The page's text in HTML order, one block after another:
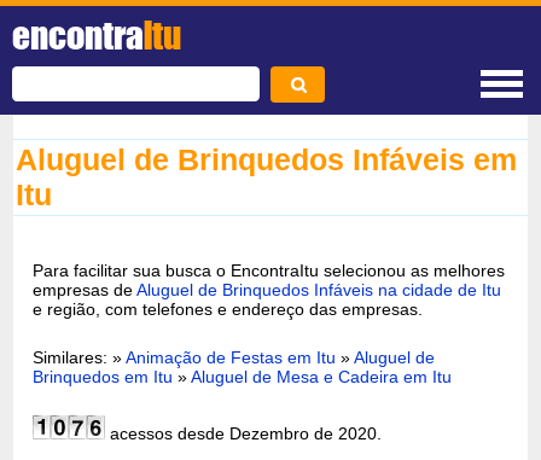
encontraItu
Aluguel de Brinquedos Infáveis em
Itu
Para facilitar sua busca o EncontraItu selecionou as melhores
empresas deAluguel de Brinquedos Infáveis na cidade de Itu
e região, com telefones e endereço das empresas.
Similares: »Animação de Festas em Itu »Aluguel de
Brinquedos em Itu »Aluguel de Mesa e Cadeira em Itu
acessos desde Dezembro de 2020.